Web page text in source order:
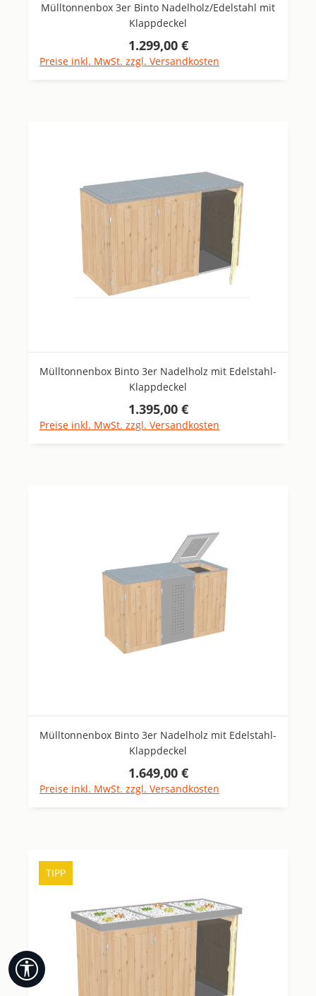
Mülltonnenbox 3er Binto Nadelholz/Edelstahl mit
Klappdeckel
Regulärer Preis:
1.299,00 €
Preise inkl. MwSt. zzgl. Versandkosten
Mülltonnenbox Binto 3er Nadelholz mit Edelstahl-
Klappdeckel
Regulärer Preis:
1.395,00 €
Preise inkl. MwSt. zzgl. Versandkosten
Mülltonnenbox Binto 3er Nadelholz mit Edelstahl-
Klappdeckel
Regulärer Preis:
1.649,00 €
Preise inkl. MwSt. zzgl. Versandkosten
TIPP
Werkzeugleiste anzeigen